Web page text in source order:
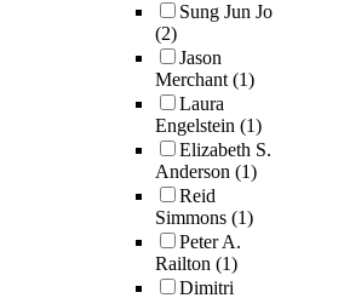
Sung Jun Jo
(2)
Jason
Merchant(1)
Laura
Engelstein (1)
Elizabeth S.
Anderson (1)
Reid
Simmons (1)
Peter A.
Railton (1)
Dimitri